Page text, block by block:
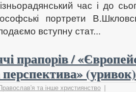
час і до
портрети
вступну стат...
прапорів /
перспектива» (уривок)
та інше християнство